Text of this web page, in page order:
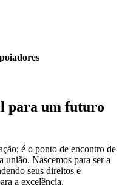
para um futuro
é o ponto de encontro de
união. Nascemos para ser a
seus direitos e
a excelência.